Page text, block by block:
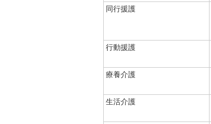
同行援護
行動援護
療養介護
生活介護